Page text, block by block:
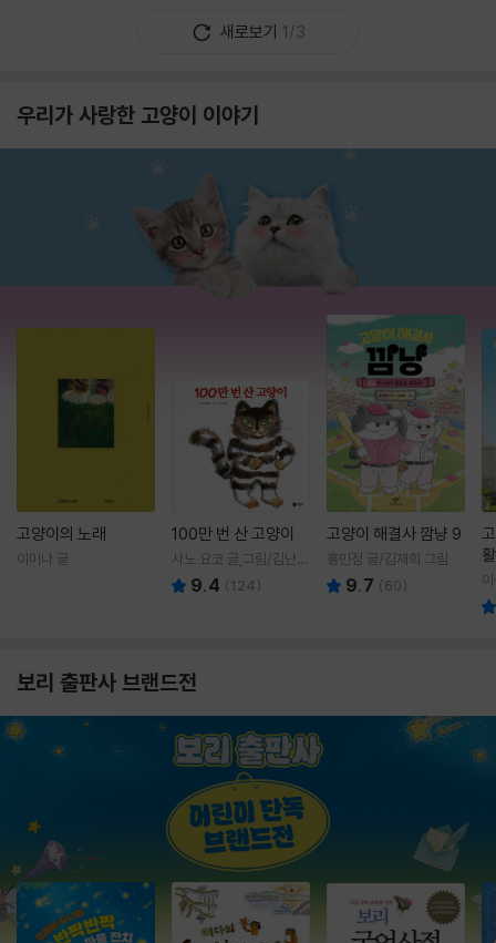
새로보기 1/3
우리가 사랑한 고양이 이야기
고양이의 노래
이미나 글
100만 번 산 고양이
사노 요코 글,그림/김난주
역 9.4 (124)
고양이 해결사 깜냥 9
홍민정 글/김재희 그림
9.7 (60)
보리 출판사 브랜드전